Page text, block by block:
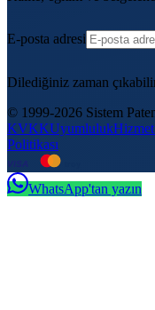
E-posta adresi
Dilediğiniz zaman
© 1999-2026 Sistem
KVKKUyumluluk
Politikası
WhatsApp'tan yazın